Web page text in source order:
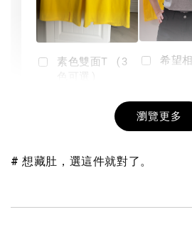
素色雙面T (3
+
希望
NT$ 190
瀏覽更多
# 想藏肚，選這件就對了。